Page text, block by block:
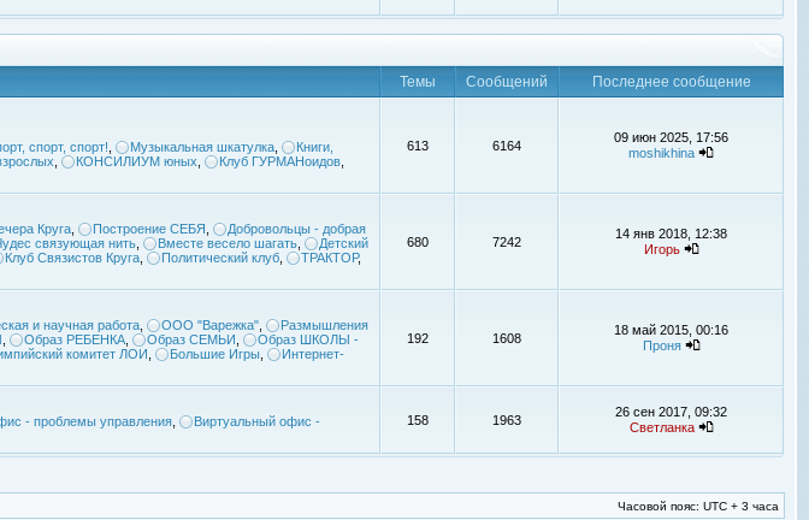
Темы Сообщений
Последнее сообщение
спорт, спорт! Музыкальная шкатулка
Книги,
КОНСИЛИУМ юных Клуб ГУРМАНоидов
613 6164
09 июн 2025, 17:56
moshikhina
Круга Построение СЕБЯ
Добровольцы - добрая
связующая нить Вместе весело шагать
Детский
Клуб Связистов Круга Политический клуб ТРАКТОР,
680 7242
14 янв 2018, 12:38
Игорь
и научная работа ООО "Варежка"
Размышления
Образ РЕБЕНКА Образ СЕМЬИ
Образ ШКОЛЫ -
комитет ЛОИ Большие Игры
Интернет-
192 1608
18 май 2015, 00:16
Проня
- проблемы управления
Виртуальный офис -
158 1963
26 сен 2017, 09:32
Светланка
Часовой пояс: UTC + 3 часа